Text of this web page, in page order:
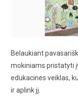
Belaukiant
mokiniams pristatyti
edukacines veiklas,
ir aplink jį.